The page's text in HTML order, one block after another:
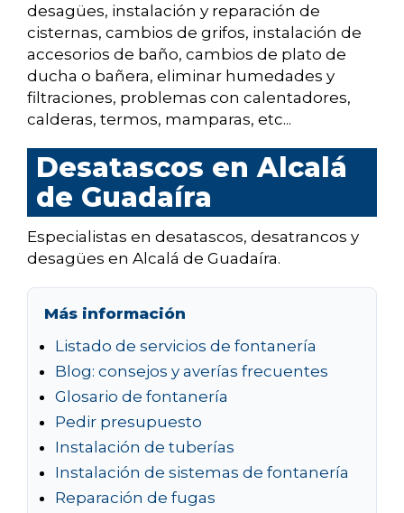
desagües, instalación y reparación de
cisternas, cambios de grifos, instalación de
accesorios de baño, cambios de plato de
ducha o bañera, eliminar humedades y
filtraciones, problemas con calentadores,
calderas, termos, mamparas, etc...
Desatascos en Alcalá
de Guadaíra
Especialistas en desatascos, desatrancos y
desagües en Alcalá de Guadaíra.
Más información
Listado de servicios de fontanería
Blog: consejos y averías frecuentes
Glosario de fontanería
Pedir presupuesto
Instalación de tuberías
Instalación de sistemas de fontanería
Reparación de fugas